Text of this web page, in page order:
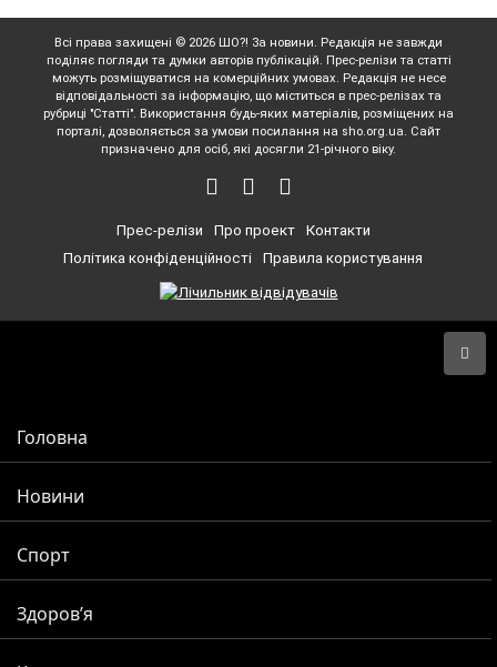
Всі права захищені © 2026 ШО?! За новини. Редакція не завжди
поділяє погляди та думки авторів публікацій. Прес-релізи та статті
можуть розміщуватися на комерційних умовах. Редакція не несе
відповідальності за інформацію, що міститься в прес-релізах та
рубриці "Статті". Використання будь-яких матеріалів, розміщених на
порталі, дозволяється за умови посилання на sho.org.ua. Сайт
призначено для осіб, які досягли 21-річного віку.
Прес-релізи Про проект
Контакти
Політика конфіденційності
Правила користування
Головна
Новини
Спорт
Здоров’я